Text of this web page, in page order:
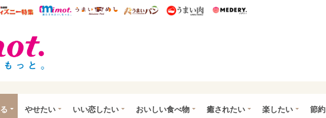
ママ* ウレぴあ総研 ディズニー特集
mimot. うまいめし うまいパン うまい肉
やせたい いい恋したい おいしい食べ物 癒されたい 楽したい 節約